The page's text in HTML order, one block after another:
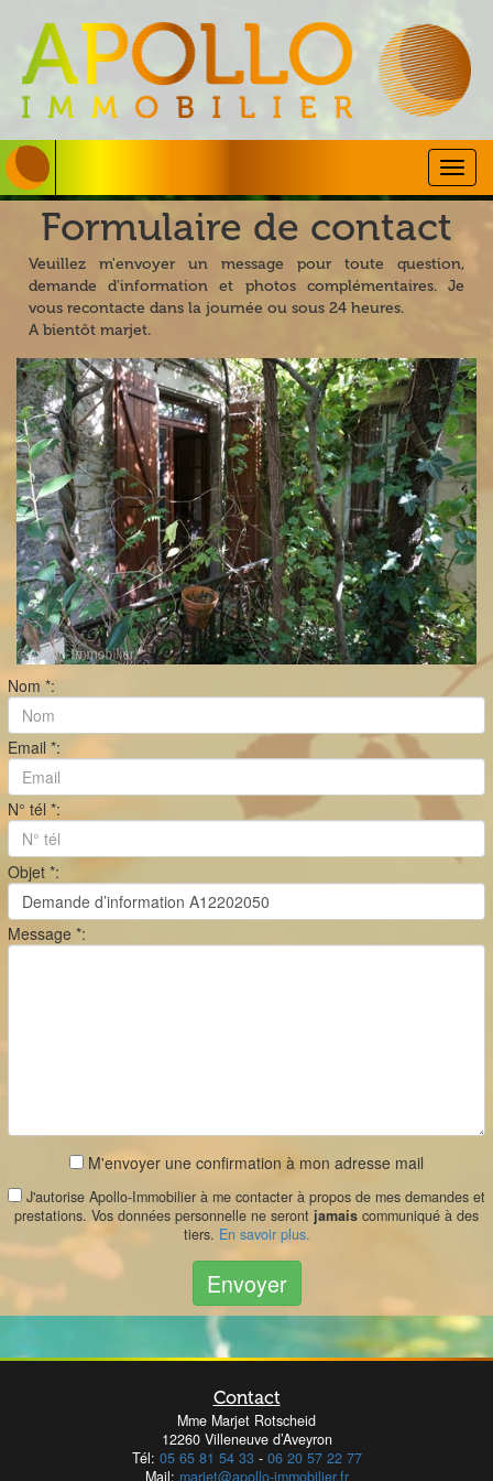
Formulaire de contact
Veuillez m'envoyer un message pour toute question,
demande d'information et photos complémentaires. Je
vous recontacte dans la journée ou sous 24 heures.
A bientôt marjet.
Nom *:
Email *:
N° tél *:
Objet *:
Message *:
M'envoyer une confirmation à mon adresse mail
J'autorise Apollo-Immobilier à me contacter à propos de mes demandes et
prestations. Vos données personnelle ne seront jamais communiqué à des
tiers. En savoir plus.
Envoyer
Contact
Mme Marjet Rotscheid
12260 Villeneuve d’Aveyron
Tél: 05 65 81 54 33- 06 20 57 22 77
Mail: marjet@apollo-immobilier.fr